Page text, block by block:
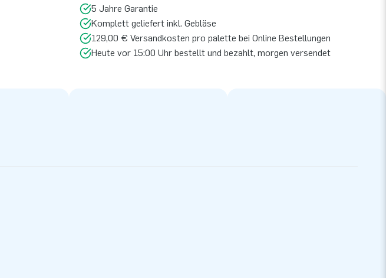
5 Jahre Garantie
Komplett geliefert inkl. Gebläse
129,00 € Versandkosten pro palette bei Online Bestellungen
Heute vor 15:00 Uhr bestellt und bezahlt, morgen versendet